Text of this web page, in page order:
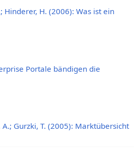
Hinderer, H. (2006): Was ist ein
Portale bändigen die
A.; Gurzki, T. (2005): Marktübersicht